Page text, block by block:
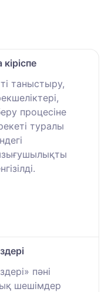
таныстыру,
процесіне
туралы
пәні
шешімдер